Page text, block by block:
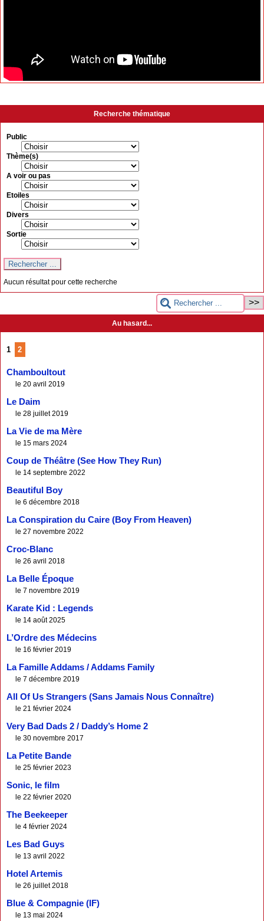
Recherche thématique
Public
Thème(s)
A voir ou pas
Etoiles
Divers
Sortie
Aucun résultat pour cette recherche
Au hasard...
1 2
Chamboultout
le 20 avril 2019
Le Daim
le 28 juillet 2019
La Vie de ma Mère
le 15 mars 2024
Coup de Théâtre (See How They Run)
le 14 septembre 2022
Beautiful Boy
le 6 décembre 2018
La Conspiration du Caire (Boy From Heaven)
le 27 novembre 2022
Croc-Blanc
le 26 avril 2018
La Belle Époque
le 7 novembre 2019
Karate Kid : Legends
le 14 août 2025
L’Ordre des Médecins
le 16 février 2019
La Famille Addams / Addams Family
le 7 décembre 2019
All Of Us Strangers (Sans Jamais Nous Connaître)
le 21 février 2024
Very Bad Dads 2 / Daddy’s Home 2
le 30 novembre 2017
La Petite Bande
le 25 février 2023
Sonic, le film
le 22 février 2020
The Beekeeper
le 4 février 2024
Les Bad Guys
le 13 avril 2022
Hotel Artemis
le 26 juillet 2018
Blue & Compagnie (IF)
le 13 mai 2024